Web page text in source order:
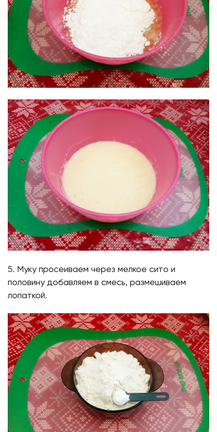
5. Муку просеиваем через мелкое сито и
половину добавляем в смесь, размешиваем
лопаткой.